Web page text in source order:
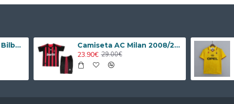
Camiseta Athletic de Bilbao 2024/2025 Alternativo Niño Kit Camiseta AC Milan 2008/2009 Local Retro Niño Kit
23.90€ 29.00€